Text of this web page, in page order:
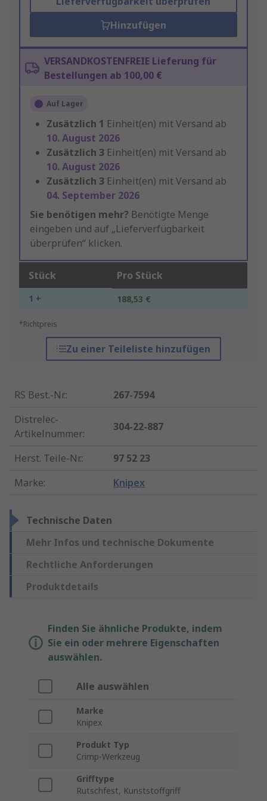
Hinzufügen
VERSANDKOSTENFREIE Lieferung für
Bestellungen ab 100,00 €
Auf Lager
Zusätzlich 1 Einheit(en) mit Versand ab
10. August 2026
Zusätzlich 3 Einheit(en) mit Versand ab
10. August 2026
Zusätzlich 3 Einheit(en) mit Versand ab
04. September 2026
Sie benötigen mehr? Benötigte Menge
eingeben und auf „Lieferverfügbarkeit
überprüfen“ klicken.
Stück Pro Stück
1 + 188,53 €
*Richtpreis
Zu einer Teileliste hinzufügen
RS Best.-Nr.:
267-7594
Distrelec-
Artikelnummer:
304-22-887
Herst. Teile-Nr.:
97 52 23
Marke: Knipex
Technische Daten
Mehr Infos und technische Dokumente
Rechtliche Anforderungen
Produktdetails
Finden Sie ähnliche Produkte, indem
Sie ein oder mehrere Eigenschaften
auswählen.
Alle auswählen
Marke
Knipex
Produkt Typ
Crimp-Werkzeug
Grifftype
Rutschfest, Kunststoffgriff